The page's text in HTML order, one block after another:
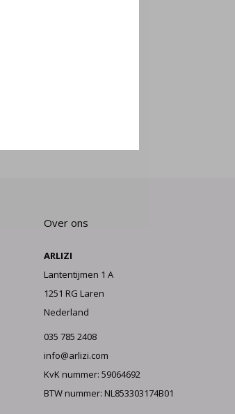
Over ons
ARLIZI
Lantentijmen 1 A
1251 RG Laren
Nederland
035 785 2408
info@arlizi.com
KvK nummer: 59064692
BTW nummer: NL853303174B01